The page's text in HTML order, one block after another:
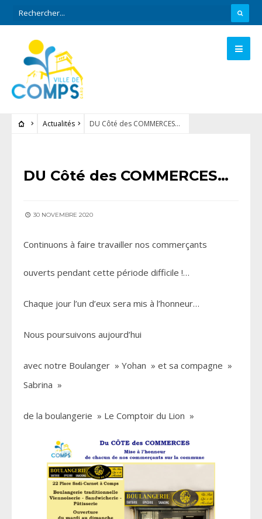
Actualités DU Côté des COMMERCES…
DU Côté des COMMERCES…
30 NOVEMBRE 2020
Continuons à faire travailler nos commerçants
ouverts pendant cette période difficile !…
Chaque jour l’un d’eux sera mis à l’honneur…
Nous poursuivons aujourd’hui
avec notre Boulanger » Yohan » et sa compagne »
Sabrina »
de la boulangerie » Le Comptoir du Lion »